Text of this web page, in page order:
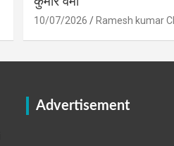
10/07/2026 Ramesh kumar
Advertisement